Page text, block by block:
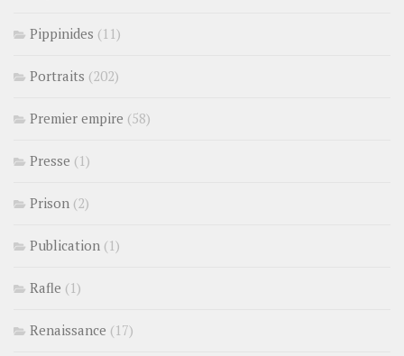
Pippinides (11)
Portraits (202)
Premier empire (58)
Presse (1)
Prison (2)
Publication (1)
Rafle (1)
Renaissance (17)